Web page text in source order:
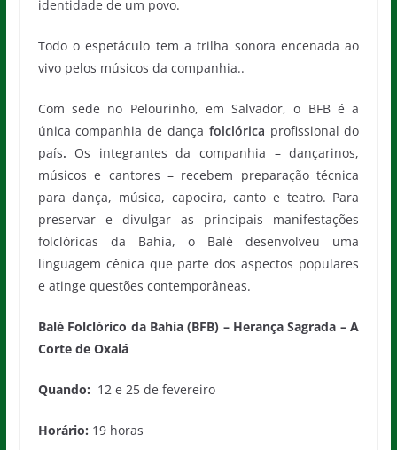
identidade de um povo.
Todo o espetáculo tem a trilha sonora encenada ao
vivo pelos músicos da companhia..
Com sede no Pelourinho, em Salvador, o BFB é a
única companhia de dança folclórica profissional do
país. Os integrantes da companhia – dançarinos,
músicos e cantores – recebem preparação técnica
para dança, música, capoeira, canto e teatro. Para
preservar e divulgar as principais manifestações
folclóricas da Bahia, o Balé desenvolveu uma
linguagem cênica que parte dos aspectos populares
e atinge questões contemporâneas.
Balé Folclórico da Bahia(BFB) – Herança Sagrada – A
Corte de Oxalá
Quando: 12 e 25 de fevereiro
Horário: 19 horas